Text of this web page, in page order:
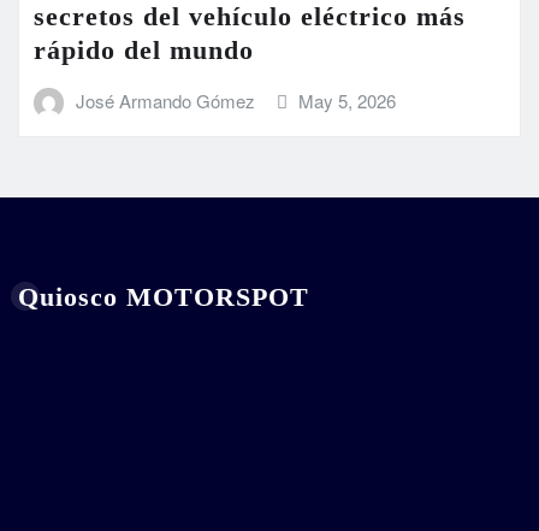
secretos del vehículo eléctrico más
rápido del mundo
José Armando Gómez May 5, 2026
Quiosco MOTORSPOT